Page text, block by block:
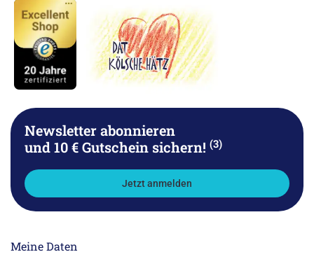
Newsletter abonnieren
und 10 € Gutschein sichern! (3)
Jetzt anmelden
Meine Daten